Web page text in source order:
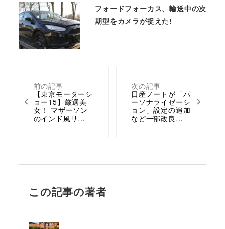
前の記事
【東京モーターシ
ョー15】厳選美
女！ マザーソン
のインド風サ…
次の記事
日産ノートが「パ
ーソナライゼーシ
ョン」設定の追加
など一部改良…
フォードフォーカス、輸送中の次
期型をカメラが捉えた!
この記事の著者